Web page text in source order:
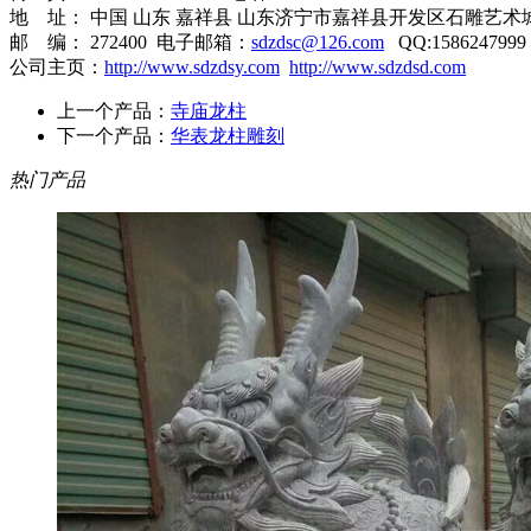
地 址： 中国 山东 嘉祥县 山东济宁市嘉祥县开发区石雕艺术
邮 编： 272400 电子邮箱： sdzdsc@126.com QQ:1586247999
公司主页： http://www.sdzdsy.com http://www.sdzdsd.com
上一个产品： 寺庙龙柱
下一个产品： 华表龙柱雕刻
热门产品